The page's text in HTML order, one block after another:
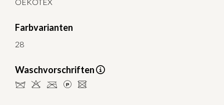
Farbvarianten
28
Waschvorschriften
dHCLU